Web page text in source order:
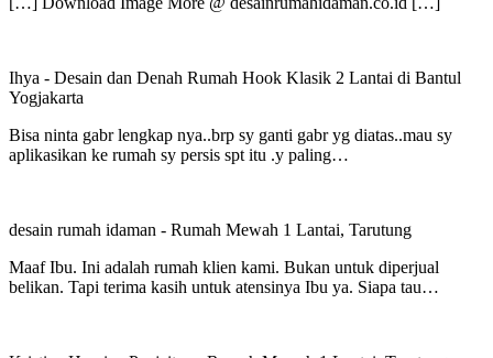
Ihya - Desain dan Denah Rumah Hook Klasik 2 Lantai di Bantul
Yogjakarta
Bisa ninta gabr lengkap nya..brp sy ganti gabr yg diatas..mau sy
aplikasikan ke rumah sy persis spt itu .y paling…
desain rumah idaman - Rumah Mewah 1 Lantai, Tarutung
Maaf Ibu. Ini adalah rumah klien kami. Bukan untuk diperjual
belikan. Tapi terima kasih untuk atensinya Ibu ya. Siapa tau…